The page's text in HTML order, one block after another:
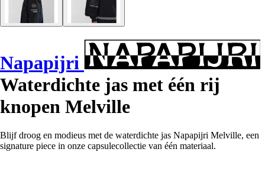
Napapijri
Waterdichte jas met één rij
knopen Melville
Blijf droog en modieus met de waterdichte jas Napapijri Melville, een
signature piece in onze capsulecollectie van één materiaal.